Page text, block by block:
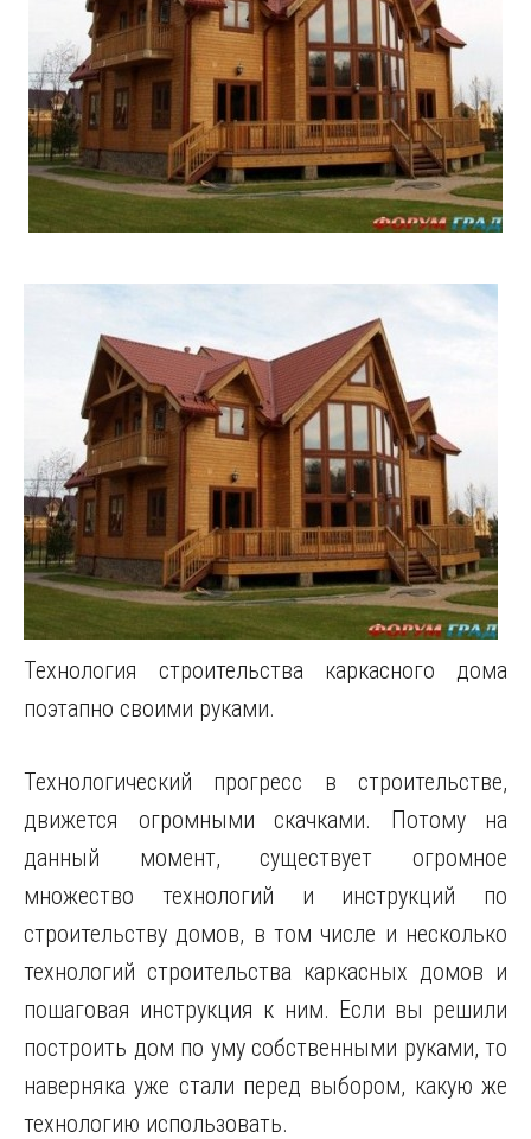
Технология строительства каркасного дома
поэтапно своими руками.
Технологический прогресс в строительстве,
движется огромными скачками. Потому на
данный момент, существует огромное
множество технологий и инструкций по
строительству домов, в том числе и несколько
технологий строительства каркасных домов и
пошаговая инструкция к ним. Если вы решили
построить дом по уму собственными руками, то
наверняка уже стали перед выбором, какую же
технологию использовать.